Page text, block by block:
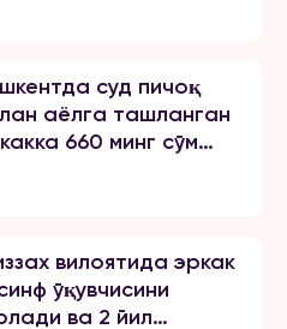
2024 йил 31 октябрь
мени умуман норози бўлган
[…]
суд пичоқ
аёлга ташланган
660 минг сўм
вилоятида эркак
ўқувчисини
ва 2 йил